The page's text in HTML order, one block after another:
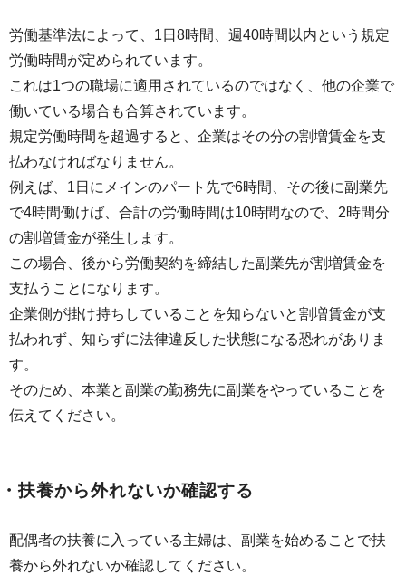
労働基準法によって、1日8時間、週40時間以内という規定
労働時間が定められています。
これは1つの職場に適用されているのではなく、他の企業で
働いている場合も合算されています。
規定労働時間を超過すると、企業はその分の割増賃金を支
払わなければなりません。
例えば、1日にメインのパート先で6時間、その後に副業先
で4時間働けば、合計の労働時間は10時間なので、2時間分
の割増賃金が発生します。
この場合、後から労働契約を締結した副業先が割増賃金を
支払うことになります。
企業側が掛け持ちしていることを知らないと割増賃金が支
払われず、知らずに法律違反した状態になる恐れがありま
す。
そのため、本業と副業の勤務先に副業をやっていることを
伝えてください。
・扶養から外れないか確認する
配偶者の扶養に入っている主婦は、副業を始めることで扶
養から外れないか確認してください。